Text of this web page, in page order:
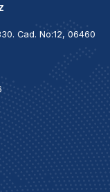
Cad. No:12, 06460